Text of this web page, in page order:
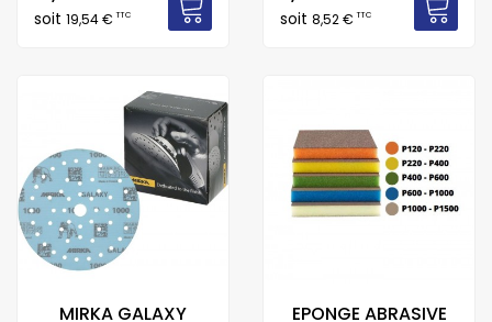
soit 19,54 €TTC soit 8,52 €TTC
MIRKA GALAXY
EPONGE ABRASIVE